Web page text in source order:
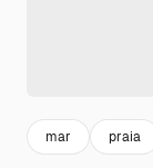
mar praia